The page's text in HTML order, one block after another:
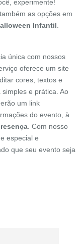
experimente!
as opções em
Infantil
única com nossos
oferece um site
cores, textos e
e prática. Ao
um link
do evento, à
. Com nosso
especial e
que seu evento seja